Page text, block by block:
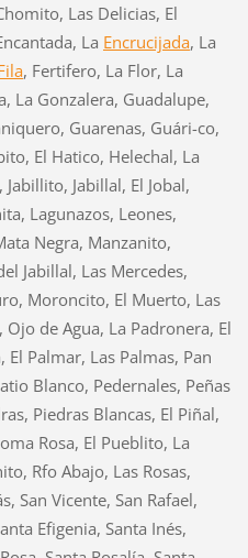
Las Delicias, El
La Encrucijada, La
, Fertifero, La Flor, La
La Gonzalera, Guadalupe,
Guarenas, Guári-co,
El Hatico, Helechal, La
Jabillal, El Jobal,
Lagunazos, Leones,
Negra, Manzanito,
Jabillal, Las Mercedes,
Moroncito, El Muerto, Las
de Agua, La Padronera, El
Palmar, Las Palmas, Pan
Blanco, Pedernales, Peñas
Piedras Blancas, El Piñal,
Rosa, El Pueblito, La
Rfo Abajo, Las Rosas,
San Vicente, San Rafael,
Efigenia, Santa Inés,